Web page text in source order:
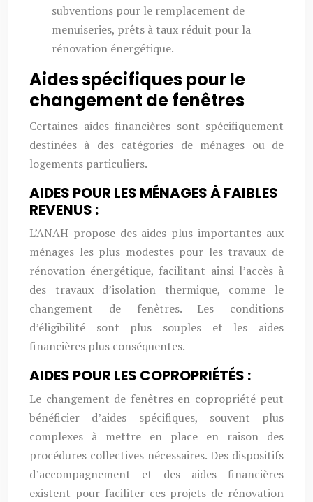
subventions pour le remplacement de
menuiseries, prêts à taux réduit pour la
rénovation énergétique.
Aides spécifiques pour le
changement de fenêtres
Certaines aides financières sont spécifiquement
destinées à des catégories de ménages ou de
logements particuliers.
AIDES POUR LES MÉNAGES À FAIBLES
REVENUS :
L’ANAH propose des aides plus importantes aux
ménages les plus modestes pour les travaux de
rénovation énergétique, facilitant ainsi l’accès à
des travaux d’isolation thermique, comme le
changement de fenêtres. Les conditions
d’éligibilité sont plus souples et les aides
financières plus conséquentes.
AIDES POUR LES COPROPRIÉTÉS :
Le changement de fenêtres en copropriété peut
bénéficier d’aides spécifiques, souvent plus
complexes à mettre en place en raison des
procédures collectives nécessaires. Des dispositifs
d’accompagnement et des aides financières
existent pour faciliter ces projets de rénovation